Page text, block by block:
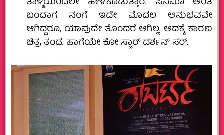
ಬಂದಾಗ ನಂಗೆ ಇದೇ ಮೊದಲ ಅನುಭವವೇ
ಆಗಿದ್ದರೂ, ಯಾವುದೇ ತೊಂದರೆ ಆಗಿಲ್ಲ. ಅದಕ್ಕೆ ಕಾರಣ
ಚಿತ್ರ ತಂಡ. ಹಾಗೆಯೇ ಕೋ ಸ್ಟಾರ್ ದರ್ಶನ್‌ ಸರ್.